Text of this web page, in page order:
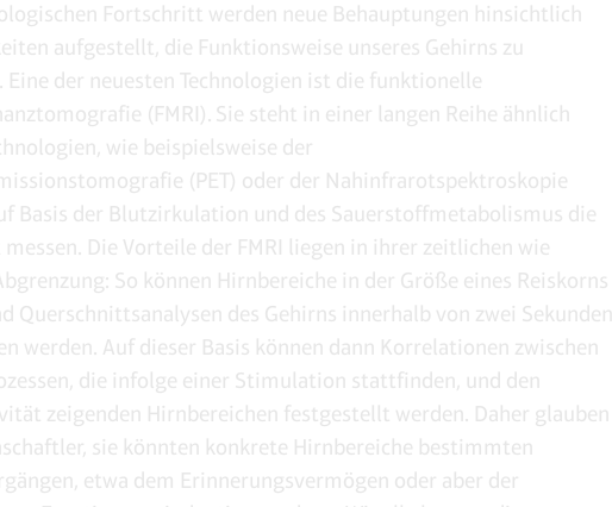
Fortschritt werden neue Behauptungen hinsichtlich
aufgestellt, die Funktionsweise unseres Gehirns zu
Eine der neuesten Technologien ist die funktionelle
(FMRI). Sie steht in einer langen Reihe ähnlich
wie beispielsweise der
(PET) oder der Nahinfrarotspektroskopie
Basis der Blutzirkulation und des Sauerstoffmetabolismus die
Die Vorteile der FMRI liegen in ihrer zeitlichen wie
So können Hirnbereiche in der Größe eines Reiskorns
Querschnittsanalysen des Gehirns innerhalb von zwei Sekunden
werden. Auf dieser Basis können dann Korrelationen zwischen
die infolge einer Stimulation stattfinden, und den
zeigenden Hirnbereichen festgestellt werden. Daher glauben
sie könnten konkrete Hirnbereiche bestimmten
etwa dem Erinnerungsvermögen oder aber der